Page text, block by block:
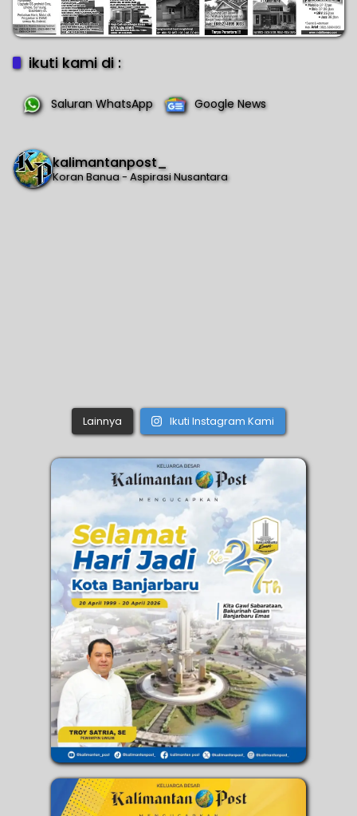
ikuti kami di :
Saluran WhatsApp Google News
kalimantanpost_
Koran Banua - Aspirasi Nusantara
Lainnya Ikuti Instagram Kami